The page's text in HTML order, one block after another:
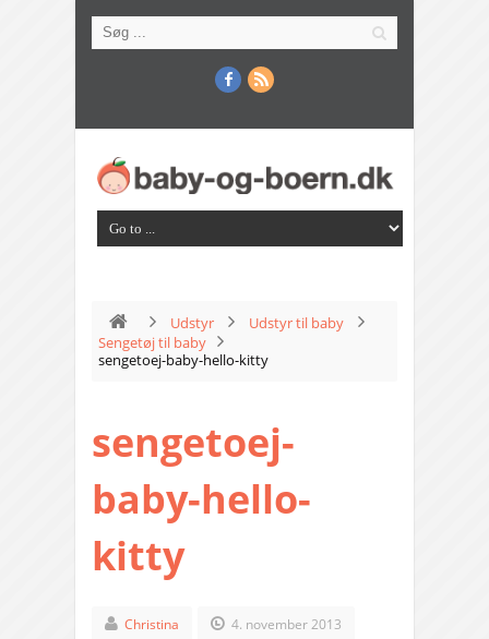
Udstyr
Udstyr til baby
Sengetøj til baby
sengetoej-baby-hello-kitty
sengetoej-
baby-hello-
kitty
Christina 4. november 2013